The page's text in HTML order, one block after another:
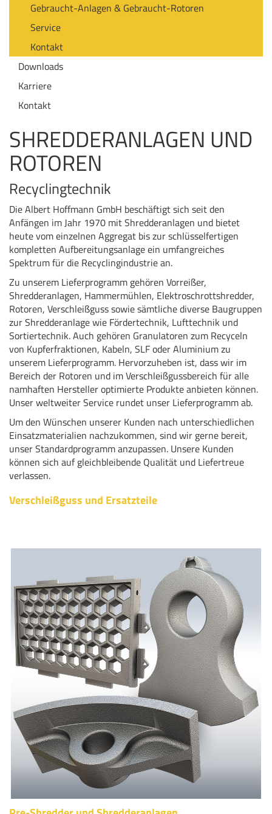
Gebraucht-Anlagen & Gebraucht-Rotoren
Service
Kontakt
Downloads
Karriere
Kontakt
SHREDDERANLAGEN UND
ROTOREN
Recyclingtechnik
Die Albert Hoffmann GmbH beschäftigt sich seit den
Anfängen im Jahr 1970 mit Shredderanlagen und bietet
heute vom einzelnen Aggregat bis zur schlüsselfertigen
kompletten Aufbereitungsanlage ein umfangreiches
Spektrum für die Recyclingindustrie an.
Zu unserem Lieferprogramm gehören Vorreißer,
Shredderanlagen, Hammermühlen, Elektroschrottshredder,
Rotoren, Verschleißguss sowie sämtliche diverse Baugruppen
zur Shredderanlage wie Fördertechnik, Lufttechnik und
Sortiertechnik. Auch gehören Granulatoren zum Recyceln
von Kupferfraktionen, Kabeln, SLF oder Aluminium zu
unserem Lieferprogramm. Hervorzuheben ist, dass wir im
Bereich der Rotoren und im Verschleißgussbereich für alle
namhaften Hersteller optimierte Produkte anbieten können.
Unser weltweiter Service rundet unser Lieferprogramm ab.
Um den Wünschen unserer Kunden nach unterschiedlichen
Einsatzmaterialien nachzukommen, sind wir gerne bereit,
unser Standardprogramm anzupassen. Unsere Kunden
können sich auf gleichbleibende Qualität und Liefertreue
verlassen.
Verschleißguss und Ersatzteile